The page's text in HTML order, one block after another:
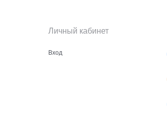
Личный кабинет
Вход